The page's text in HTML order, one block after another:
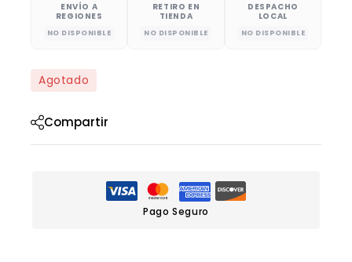
ENVÍO A
REGIONES
NO DISPONIBLE
RETIRO EN
TIENDA
NO DISPONIBLE
DESPACHO
LOCAL
NO DISPONIBLE
Agotado
Compartir
Pago Seguro